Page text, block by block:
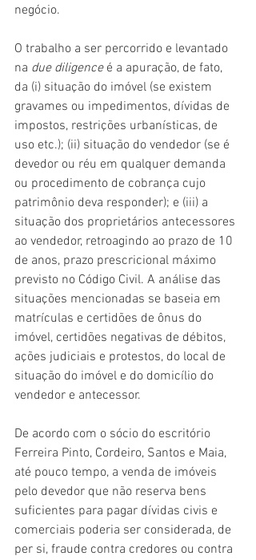
negócio.
O trabalho a ser percorrido e levantado
na due diligence é a apuração, de fato,
da (i) situação do imóvel (se existem
gravames ou impedimentos, dívidas de
impostos, restrições urbanísticas, de
uso etc.); (ii) situação do vendedor (se é
devedor ou réu em qualquer demanda
ou procedimento de cobrança cujo
patrimônio deva responder); e (iii) a
situação dos proprietários antecessores
ao vendedor, retroagindo ao prazo de 10
de anos, prazo prescricional máximo
previsto no Código Civil. A análise das
situações mencionadas se baseia em
matrículas e certidões de ônus do
imóvel, certidões negativas de débitos,
ações judiciais e protestos, do local de
situação do imóvel e do domicílio do
vendedor e antecessor.
De acordo com o sócio do escritório
Ferreira Pinto, Cordeiro, Santos e Maia,
até pouco tempo, a venda de imóveis
pelo devedor que não reserva bens
suficientes para pagar dívidas civis e
comerciais poderia ser considerada, de
per si, fraude contra credores ou contra